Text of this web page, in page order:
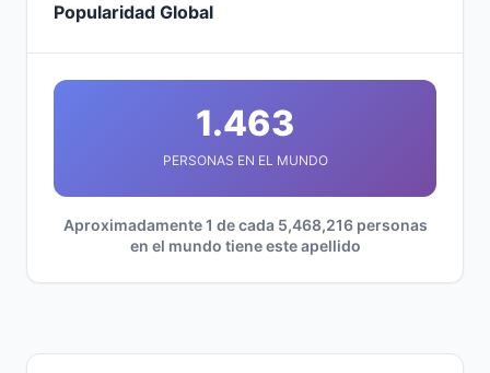
Popularidad Global
1.463
PERSONAS EN EL MUNDO
Aproximadamente 1 de cada 5,468,216 personas
en el mundo tiene este apellido